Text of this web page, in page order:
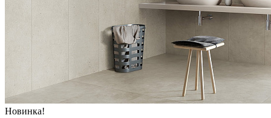
Новинка!